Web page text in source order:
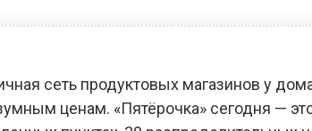
сеть продуктовых магазинов у
ценам. «Пятёрочка» сегодня —